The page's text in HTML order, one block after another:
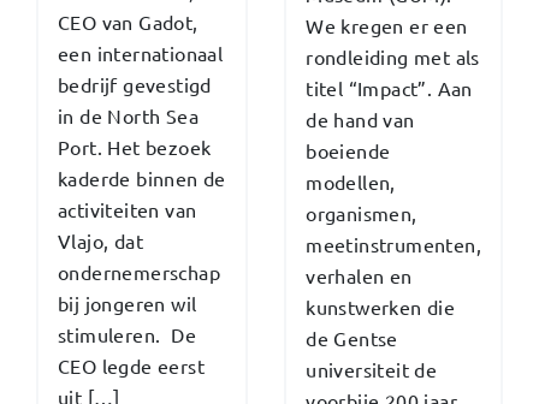
CEO van Gadot,
een internationaal
bedrijf gevestigd
in de North Sea
Port. Het bezoek
kaderde binnen de
activiteiten van
Vlajo, dat
ondernemerschap
bij jongeren wil
stimuleren. De
CEO legde eerst
uit […]
We kregen er een
rondleiding met als
titel “Impact”. Aan
de hand van
boeiende
modellen,
organismen,
meetinstrumenten,
verhalen en
kunstwerken die
de Gentse
universiteit de